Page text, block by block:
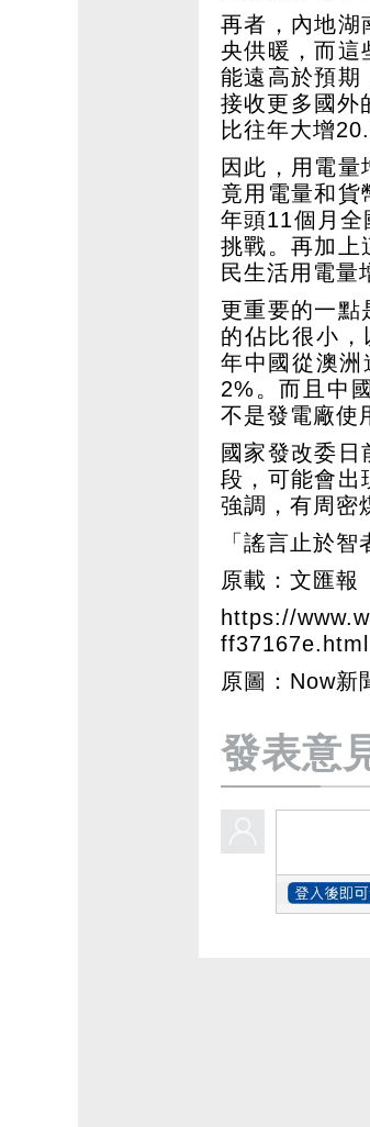
再者，內地湖
央供暖，而這
能遠高於預期
接收更多國外
比往年大增
因此，用電量
竟用電量和貨
年頭11個月全
挑戰。再加上
民生活用電量
更重要的一點
的佔比很小
年中國從澳
2%。而且中
不是發電廠使
國家發改委日
段，可能會出
強調，有周密
「謠言止於
原載：文匯報
https://
ff37167e.html
原圖：Now新
發表意